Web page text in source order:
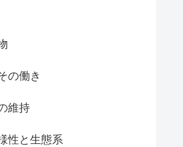
の働き
維持
性と生態系